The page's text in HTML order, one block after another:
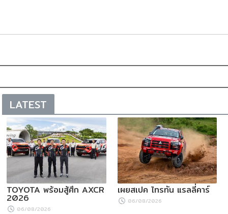
LATEST
TOYOTA พร้อมสู้ศึก AXCR
2026
06/08/2026
เผยสเปค ไทรทัน แรลลี่คาร์
06/08/2026